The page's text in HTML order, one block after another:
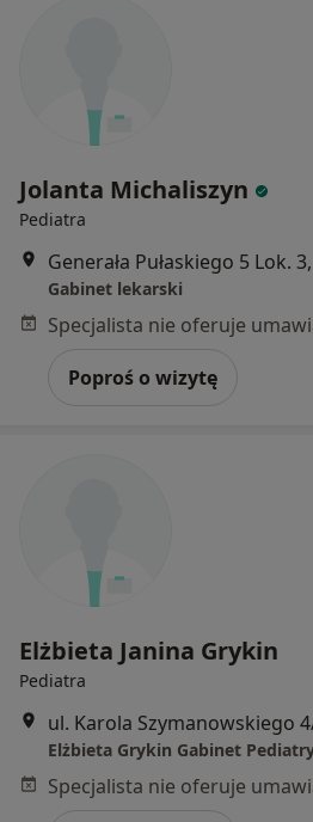
Jolanta Michaliszyn
Pediatra
Generała Pułaskiego 5 Lok.
Gabinet lekarski
Poproś o wizytę
Elżbieta Janina Grykin
Pediatra
ul. Karola Szymanowskiego
Elżbieta Grykin Gabinet